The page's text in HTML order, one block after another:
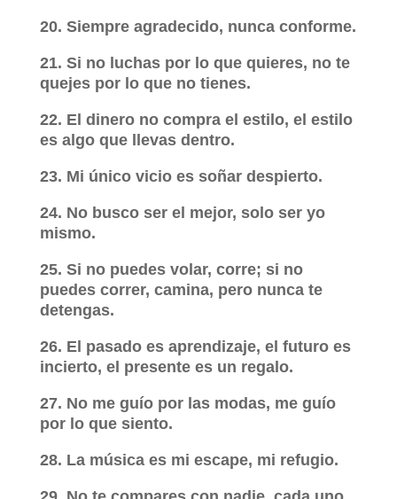
20. Siempre agradecido, nunca conforme.
21. Si no luchas por lo que quieres, no te
quejes por lo que no tienes.
22. El dinero no compra el estilo, el estilo
es algo que llevas dentro.
23. Mi único vicio es soñar despierto.
24. No busco ser el mejor, solo ser yo
mismo.
25. Si no puedes volar, corre; si no
puedes correr, camina, pero nunca te
detengas.
26. El pasado es aprendizaje, el futuro es
incierto, el presente es un regalo.
27. No me guío por las modas, me guío
por lo que siento.
28. La música es mi escape, mi refugio.